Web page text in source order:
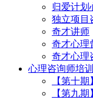
归爱计划
独立项目
奇才讲师
奇才心理
奇才心理
心理咨询师培训
【第十
【第九